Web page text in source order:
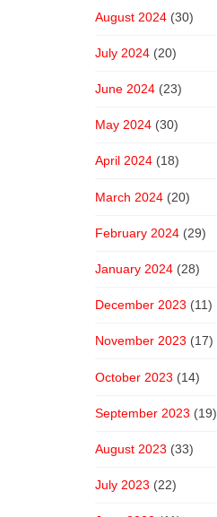
August 2024 (30)
July 2024 (20)
June 2024 (23)
May 2024 (30)
April 2024 (18)
March 2024 (20)
February 2024 (29)
January 2024 (28)
December 2023 (11)
November 2023 (17)
October 2023 (14)
September 2023 (19)
August 2023 (33)
July 2023 (22)